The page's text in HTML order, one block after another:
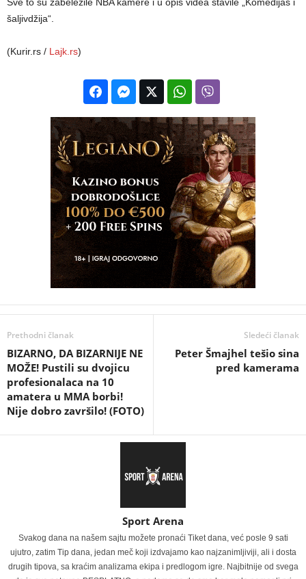
šaljivdžija“.
(Kurir.rs / Lajk.rs)
Prethodni članak
BIZARNO, DA BIZARNIJE NE
MOŽE! Pustili su dvojicu
profesionalaca na 10
amatera u MMA borbi!
Nije dobro završilo! (FOTO)
Sledeći članak
Peter Šmajhel tešio sina
pred kamerama
Sport Arena
Svakog dana na našem sajtu možete pronaći Tiket dana, već posle 9 sati
ujutro, zatim Tip dana, jedan meč koji izdvajamo kao najzanimljiviji, ali i dosta
drugih tipova, sa kraćim analizama ekipa i predlogom igre. Najbitnije od svega